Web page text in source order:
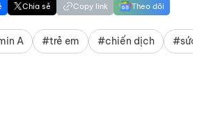
Chia sẻ Copy link Theo dõi
A #trẻ em #chiến dịch #sức